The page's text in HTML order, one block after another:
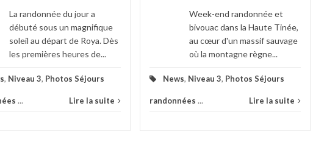
La randonnée du jour a
débuté sous un magnifique
soleil au départ de Roya. Dès
les premières heures de...
, Niveau 3, Photos Séjours
... Lire la suite
Week-end randonnée et
bivouac dans la Haute Tinée,
au cœur d'un massif sauvage
où la montagne règne...
News, Niveau 3, Photos Séjours
randonnées ... Lire la suite